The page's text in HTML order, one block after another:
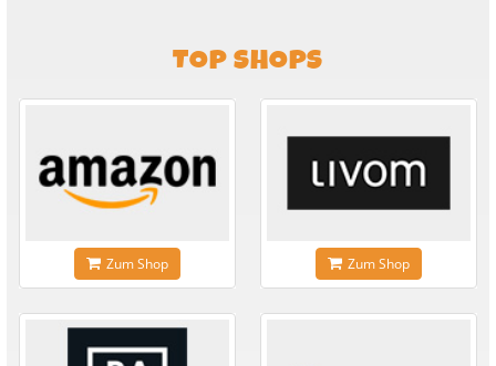
TOP SHOPS
Zum Shop Zum Shop